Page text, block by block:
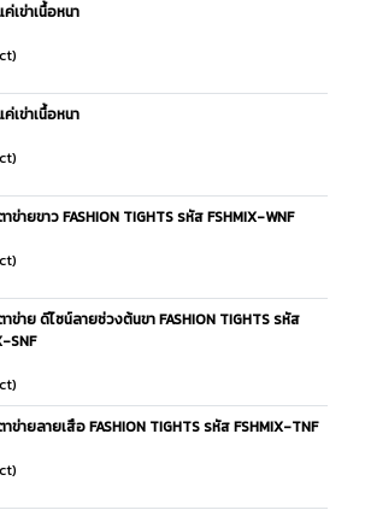
เข่าเนื้อหนา
เข่าเนื้อหนา
ข่ายขาว FASHION TIGHTS รหัส FSHMIX-WNF
ข่าย ดีไซน์ลายช่วงต้นขา FASHION TIGHTS รหัส
SNF
ข่ายลายเสือ FASHION TIGHTS รหัส FSHMIX-TNF